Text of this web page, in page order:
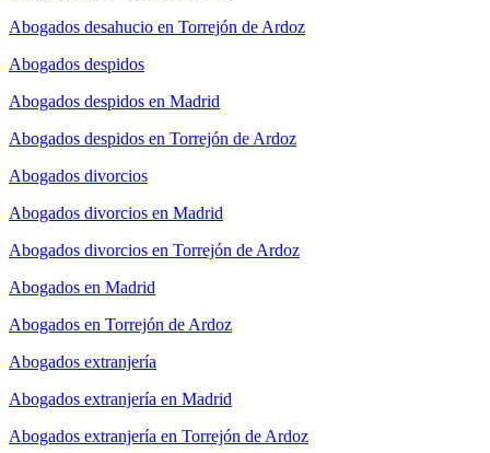
Abogados desahucio en Torrejón de Ardoz
Abogados despidos
Abogados despidos en Madrid
Abogados despidos en Torrejón de Ardoz
Abogados divorcios
Abogados divorcios en Madrid
Abogados divorcios en Torrejón de Ardoz
Abogados en Madrid
Abogados en Torrejón de Ardoz
Abogados extranjería
Abogados extranjería en Madrid
Abogados extranjería en Torrejón de Ardoz